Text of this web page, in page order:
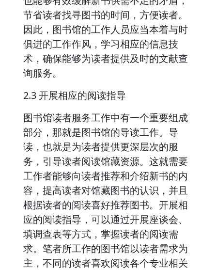
节省读者找寻图书的时间，方便读者。
因此，图书馆的工作人员应当本着与时
俱进的工作作风，学习相应的信息技
术，确保能够为读者提供及时的文献查
询服务。
2.3 开展相应的阅读指导
图书馆读者服务工作中有一个重要组成
部分，那就是图书馆的导读工作。导
读，也就是为读者提供更深层次的服
务，引导读者阅读馆藏资源。这就需要
工作者能够向读者推荐和介绍新书的内
容，提高读者对馆藏图书的认识，并且
根据读者的阅读喜好推荐图书。开展相
应的阅读指导，可以通过开展座谈会、
填调查表等方式，掌握读者的阅读需
求。笔者所工作的图书馆以读者需求为
主，不同的读者喜欢阅读各个专业相关